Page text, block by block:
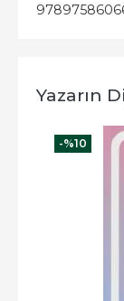
Yazarın
-%10